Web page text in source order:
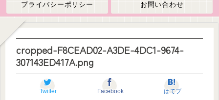
プライバシーポリシー お問い合わせ
cropped-F8CEAD02-A3DE-4DC1-9674-
307143ED417A.png
Twitter Facebook はてブ